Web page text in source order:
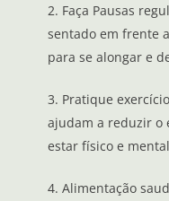
2. Faça Pausas
sentado em frente
para se alongar e
3. Pratique
ajudam a reduzir o
estar físico e
4. Alimentação